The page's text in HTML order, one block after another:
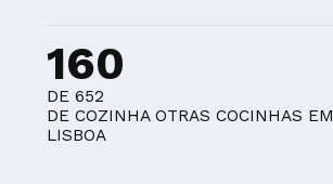
160
DE 652
DE COZINHA OTRAS COCINHAS EM
LISBOA